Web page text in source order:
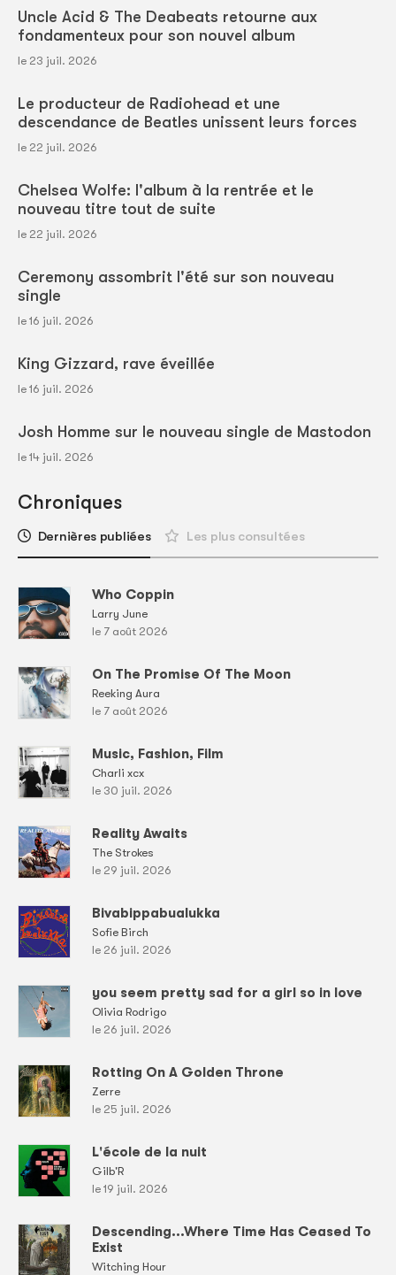
Uncle Acid & The Deabeats retourne aux
fondamenteux pour son nouvel album
le 23 juil. 2026
Le producteur de Radiohead et une
descendance de Beatles unissent leurs forces
le 22 juil. 2026
Chelsea Wolfe: l'album à la rentrée et le
nouveau titre tout de suite
le 22 juil. 2026
Ceremony assombrit l'été sur son nouveau
single
le 16 juil. 2026
King Gizzard, rave éveillée
le 16 juil. 2026
Josh Homme sur le nouveau single de Mastodon
le 14 juil. 2026
Chroniques
Dernières publiées Les plus consultées
Who Coppin
Larry June
le 7 août 2026
On The Promise Of The Moon
Reeking Aura
le 7 août 2026
Music, Fashion, Film
Charli xcx
le 30 juil. 2026
Reality Awaits
The Strokes
le 29 juil. 2026
Bivabippabualukka
Sofie Birch
le 26 juil. 2026
you seem pretty sad for a girl so in love
Olivia Rodrigo
le 26 juil. 2026
Rotting On A Golden Throne
Zerre
le 25 juil. 2026
L'école de la nuit
Gilb'R
le 19 juil. 2026
Descending...Where Time Has Ceased To
Exist
Witching Hour